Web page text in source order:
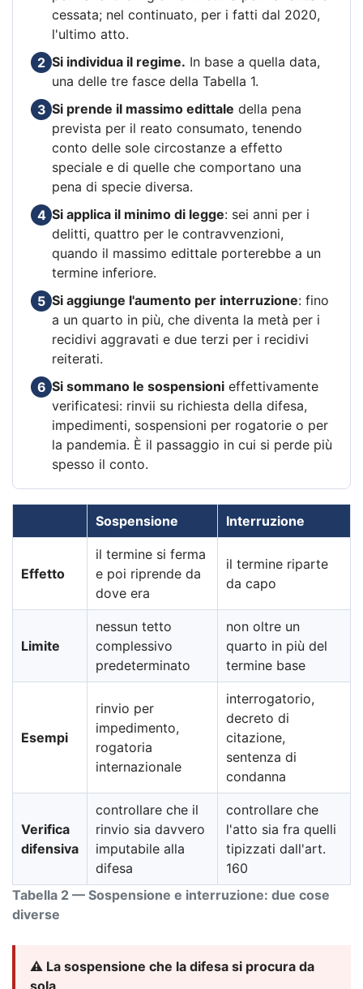
cessata; nel continuato, per i fatti dal 2020,
l'ultimo atto.
2 Si individua il regime. In base a quella data,
una delle tre fasce della Tabella 1.
3 Si prende il massimo edittale della pena
prevista per il reato consumato, tenendo
conto delle sole circostanze a effetto
speciale e di quelle che comportano una
pena di specie diversa.
4 Si applica il minimo di legge: sei anni per i
delitti, quattro per le contravvenzioni,
quando il massimo edittale porterebbe a un
termine inferiore.
5 Si aggiunge l'aumento per interruzione: fino
a un quarto in più, che diventa la metà per i
recidivi aggravati e due terzi per i recidivi
reiterati.
6 Si sommano le sospensioni effettivamente
verificatesi: rinvii su richiesta della difesa,
impedimenti, sospensioni per rogatorie o per
la pandemia. È il passaggio in cui si perde più
spesso il conto.
Tabella 2 — Sospensione e interruzione: due cose
diverse
Sospensione Interruzione
Effetto
il termine si ferma
e poi riprende da
dove era
il termine riparte
da capo
Limite
nessun tetto
complessivo
predeterminato
non oltre un
quarto in più del
termine base
Esempi
rinvio per
impedimento,
rogatoria
internazionale
interrogatorio,
decreto di
citazione,
sentenza di
condanna
Verifica
difensiva
controllare che il
rinvio sia davvero
imputabile alla
difesa
controllare che
l'atto sia fra quelli
tipizzati dall'art.
160
⚠️ La sospensione che la difesa si procura da
sola